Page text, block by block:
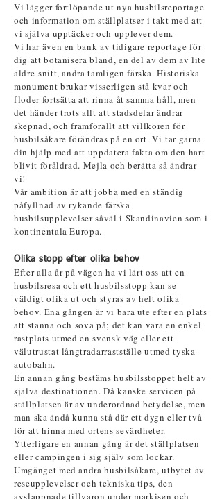
Vi lägger fortlöpande ut nya husbilsreportage
och information om ställplatser i takt med att
vi själva upptäcker och upplever dem.
Vi har även en bank av tidigare reportage för
dig att botanisera bland, en del av dem av lite
äldre snitt, andra tämligen färska. Historiska
monument brukar visserligen stå kvar och
floder fortsätta att rinna åt samma håll, men
det händer trots allt att stadsdelar ändrar
skepnad, och framförallt att villkoren för
husbilsåkare förändras på en ort. Vi tar gärna
din hjälp med att uppdatera fakta om den hart
blivit föråldrad. Mejla och berätta så ändrar
vi!
Vår ambition är att jobba med en ständig
påfyllnad av rykande färska
husbilsupplevelser såväl i Skandinavien som i
kontinentala Europa.
Olika stopp efter olika behov
Efter alla år på vägen ha vi lärt oss att en
husbilsresa och ett husbilsstopp kan se
väldigt olika ut och styras av helt olika
behov. Ena gången är vi bara ute efter en plats
att stanna och sova på; det kan vara en enkel
rastplats utmed en svensk väg eller ett
välutrustat långtradarrastställe utmed tyska
autobahn.
En annan gång bestäms husbilsstoppet helt av
själva destinationen. Då kanske servicen på
ställplatsen är av underordnad betydelse, men
man ska ändå kunna stå där ett dygn eller två
för att hinna med ortens sevärdheter.
Ytterligare en annan gång är det ställplatsen
eller campingen i sig själv som lockar.
Umgänget med andra husbilsåkare, utbytet av
reseupplevelser och tekniska tips, den
avslappnade tillvaron under markisen och